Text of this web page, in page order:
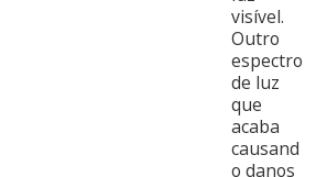
visível.
Outro
espectro
de luz
que
acaba
causand
o danos